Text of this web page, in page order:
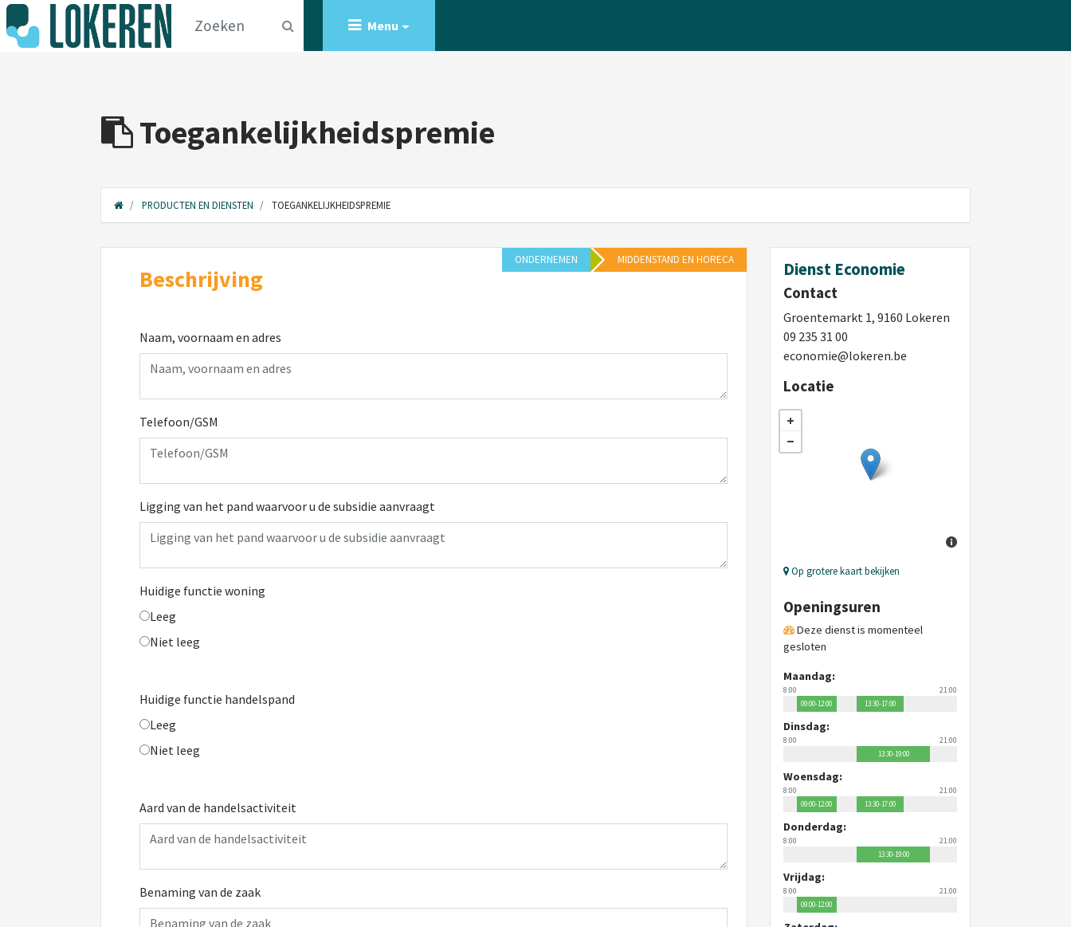
Menu
Toegankelijkheidspremie
PRODUCTEN EN DIENSTEN TOEGANKELIJKHEIDSPREMIE
ONDERNEMEN MIDDENSTAND EN HORECA
Beschrijving
Naam, voornaam en adres
Telefoon/GSM
Ligging van het pand waarvoor u de subsidie aanvraagt
Huidige functie woning
Leeg
Niet leeg
Huidige functie handelspand
Leeg
Niet leeg
Aard van de handelsactiviteit
Benaming van de zaak
Dienst Economie
Contact
Groentemarkt 1, 9160 Lokeren
09 235 31 00
economie@lokeren.be
Locatie
Op grotere kaart bekijken
Openingsuren
Deze dienst is momenteel
gesloten
Maandag:
8:00 21:00
09:00-12:00 13:30-17:00
Dinsdag:
8:00 21:00
13:30-19:00
Woensdag:
8:00 21:00
09:00-12:00 13:30-17:00
Donderdag:
8:00 21:00
13:30-19:00
Vrijdag:
8:00 21:00
09:00-12:00